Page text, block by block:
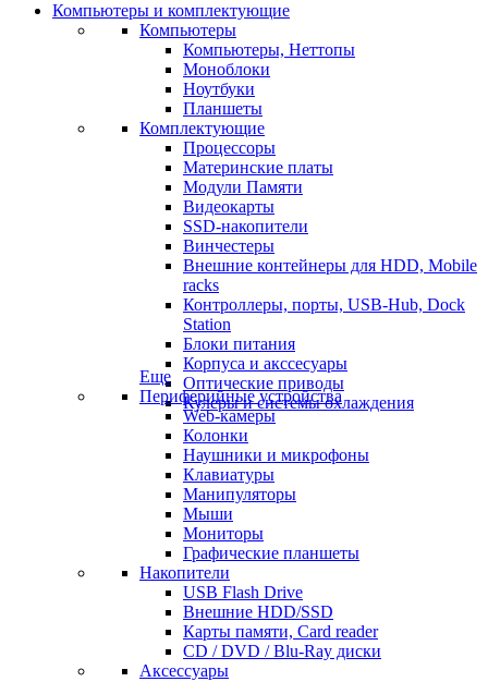
Компьютеры и комплектующие
Компьютеры
Компьютеры, Неттопы
Моноблоки
Ноутбуки
Планшеты
Комплектующие
Процессоры
Материнские платы
Модули Памяти
Видеокарты
SSD-накопители
Винчестеры
Внешние контейнеры для HDD, Mobile
racks
Контроллеры, порты, USB-Hub, Dock
Station
Блоки питания
Корпуса и акссесуары
Оптические приводы
Кулеры и системы охлаждения
Еще
Периферийные устройства
Web-камеры
Колонки
Наушники и микрофоны
Клавиатуры
Манипуляторы
Мыши
Мониторы
Графические планшеты
Накопители
USB Flash Drive
Внешние HDD/SSD
Карты памяти, Card reader
CD / DVD / Blu-Ray диски
Аксессуары